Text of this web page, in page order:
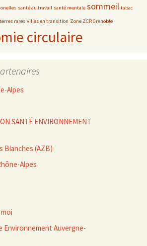
santé au travail santé mentale sommeil tabac
terres rares villes en transition Zone ZCR Grenoble
circulaire
Alpes
SANTÉ ENVIRONNEMENT
Blanches (AZB)
Alpes
Environnement Auvergne-